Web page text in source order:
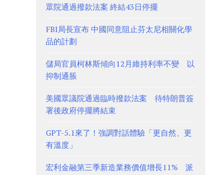
眾院通過撥款法案 終結43日停擺
FBI局長宣布 中國同意阻止芬太尼相關化學
品的計劃
儲局官員柯林斯傾向12月維持利率不變 以
抑制通脹
美國眾議院通過臨時撥款法案 待特朗普簽
署後政府停擺將結束
GPT-5.1來了！強調對話體驗「更自然、更
有溫度」
宏利金融第三季新造業務價值增長11% 派